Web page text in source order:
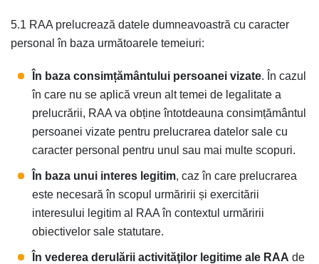
5.1 RAA prelucrează datele dumneavoastră cu caracter
personal în baza următoarele temeiuri:
În baza consimțământului persoanei vizate. În cazul
în care nu se aplică vreun alt temei de legalitate a
prelucrării, RAA va obține întotdeauna consimțământul
persoanei vizate pentru prelucrarea datelor sale cu
caracter personal pentru unul sau mai multe scopuri.
În baza unui interes legitim, caz în care prelucrarea
este necesară în scopul urmăririi și exercitării
interesului legitim al RAA în contextul urmăririi
obiectivelor sale statutare.
În vederea derulării activităţilor legitime ale RAA de